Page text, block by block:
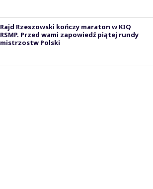
Rajd Rzeszowski kończy maraton w KIQ
RSMP. Przed wami zapowiedź piątej rundy
mistrzostw Polski